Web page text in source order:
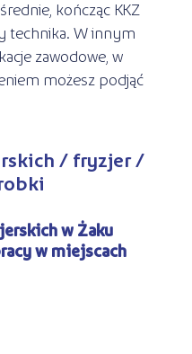
kończąc KKZ
technika. W innym
zawodowe, w
możesz podjąć
/ fryzjer /
w Żaku
w miejscach